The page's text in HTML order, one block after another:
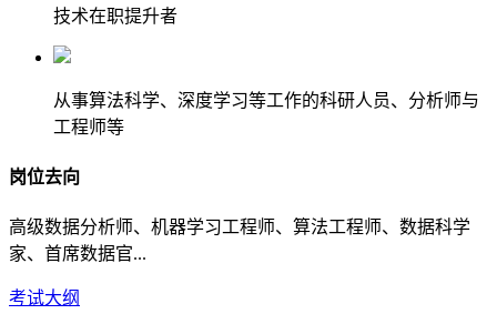
技术在职提升者
从事算法科学、深度学习等工作的科研人员、分析师与
工程师等
岗位去向
高级数据分析师、机器学习工程师、算法工程师、数据科学
家、首席数据官...
考试大纲